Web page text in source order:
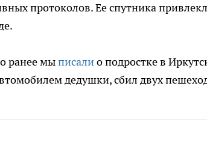
протоколов. Ее спутника
ранее мыписалио подростке в
дедушки, сбил двух